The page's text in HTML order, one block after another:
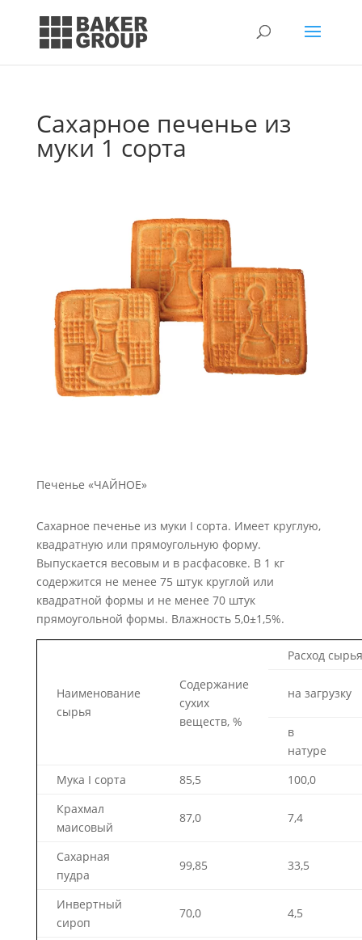
Сахарное печенье из
муки 1 сорта
Печенье «ЧАЙНОЕ»
Сахарное печенье из муки I сорта. Имеет круглую,
квадратную или прямоугольную форму.
Выпускается весовым и в расфасовке. В 1 кг
содержится не менее 75 штук круглой или
квадратной фор­мы и не менее 70 штук
прямоугольной формы. Влажность 5,0±1,5%.
Наименование
сырья
Содержание
сухих
веществ, %
Расход
на загрузку
в
натуре
Мука I сорта
85,5
100,0
Крахмал
маисовый
87,0 7,4
Сахарная
пудра
99,85 33,5
Инвертный
сироп
70,0 4,5